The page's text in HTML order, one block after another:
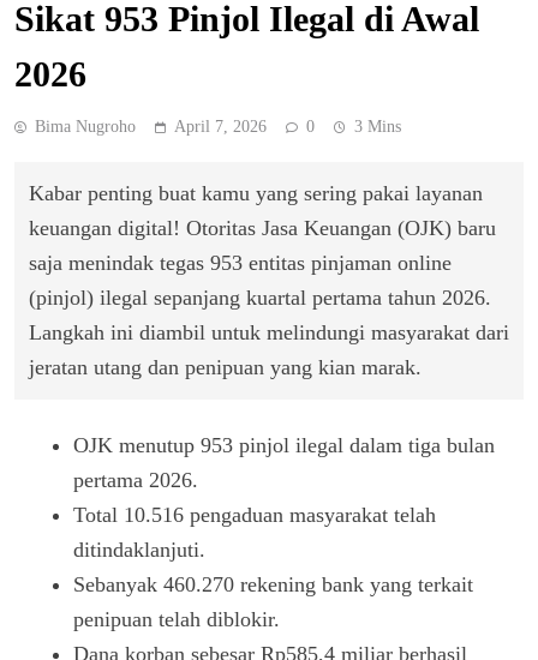
Sikat 953 Pinjol Ilegal di Awal
2026
Bima Nugroho April 7, 2026 0 3 Mins
Kabar penting buat kamu yang sering pakai layanan
keuangan digital! Otoritas Jasa Keuangan (OJK) baru
saja menindak tegas 953 entitas pinjaman online
(pinjol) ilegal sepanjang kuartal pertama tahun 2026.
Langkah ini diambil untuk melindungi masyarakat dari
jeratan utang dan penipuan yang kian marak.
OJK menutup 953 pinjol ilegal dalam tiga bulan
pertama 2026.
Total 10.516 pengaduan masyarakat telah
ditindaklanjuti.
Sebanyak 460.270 rekening bank yang terkait
penipuan telah diblokir.
Dana korban sebesar Rp585,4 miliar berhasil